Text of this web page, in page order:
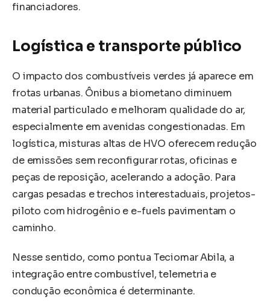
financiadores.
Logística e transporte público
O impacto dos combustíveis verdes já aparece em
frotas urbanas. Ônibus a biometano diminuem
material particulado e melhoram qualidade do ar,
especialmente em avenidas congestionadas. Em
logística, misturas altas de HVO oferecem redução
de emissões sem reconfigurar rotas, oficinas e
peças de reposição, acelerando a adoção. Para
cargas pesadas e trechos interestaduais, projetos-
piloto com hidrogênio e e-fuels pavimentam o
caminho.
Nesse sentido, como pontua Teciomar Abila, a
integração entre combustível, telemetria e
condução econômica é determinante.